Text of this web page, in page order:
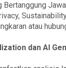
Bertanggung
atau
dan AI